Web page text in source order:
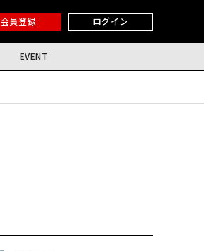
会員登録 ログイン
EVENT